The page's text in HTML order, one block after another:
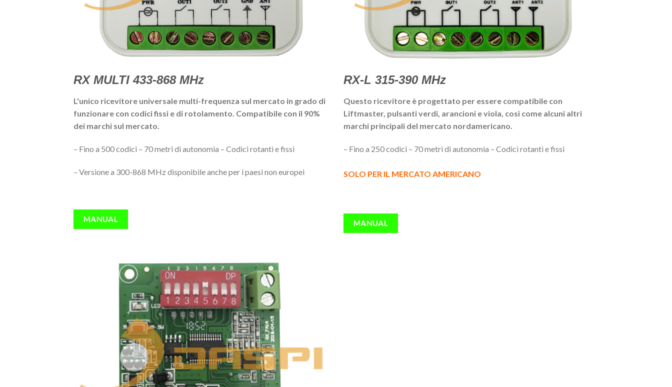
RX MULTI 433-868 MHz
L'unico ricevitore universale multi-frequenza sul mercato in grado di
funzionare con codici fissi e di rotolamento. Compatibile con il 90%
dei marchi sul mercato.
– Fino a 500 codici – 70 metri di autonomia – Codici rotanti e fissi
– Versione a 300-868 MHz disponibile anche per i paesi non europei
MANUAL
RX-L 315-390 MHz
Questo ricevitore è progettato per essere compatibile con
Liftmaster, pulsanti verdi, arancioni e viola, così come alcuni altri
marchi principali del mercato nordamericano.
– Fino a 250 codici – 70 metri di autonomia – Codici rotanti e fissi
SOLO PER IL MERCATO AMERICANO
MANUAL